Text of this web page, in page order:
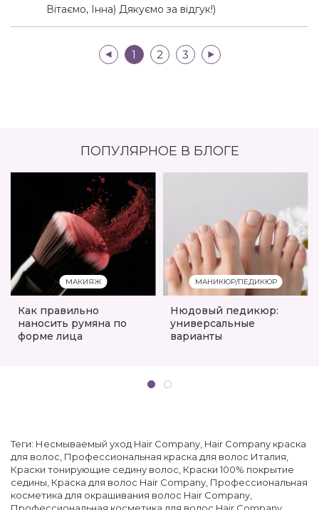
Вітаємо, Інна) Дякуємо за відгук!)
|< 1 2 3 >|
ПОПУЛЯРНОЕ В БЛОГЕ
МАКИЯЖ
Как правильно
наносить румяна по
форме лица
МАНИКЮР/ПЕДИКЮР
Нюдовый педикюр:
универсальные
варианты
Теги: Несмываемый уход Hair Company Hair Company краска
для волос Профессиональная краска для волос Италия
Краски тонирующие седину волос Краски 100% покрытие
седины Краска для волос Hair Company Профессиональная
косметика для окрашивания волос Hair Company
Профессиональная косметика для волос Hair Company